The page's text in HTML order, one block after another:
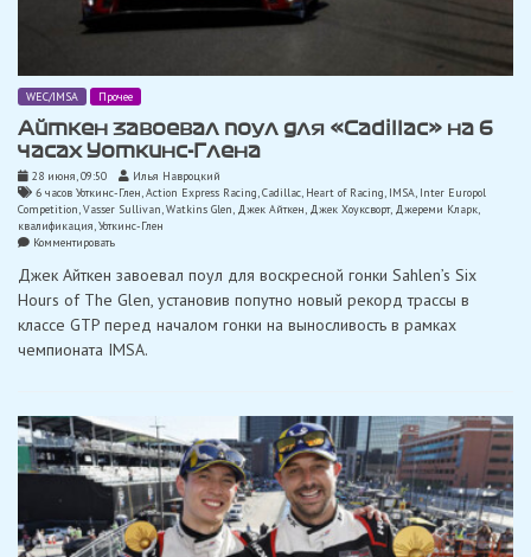
WEC/IMSA Прочее
Айткен завоевал поул для «Cadillac» на 6
часах Уоткинс-Глена
28 июня, 09:50
Илья Навроцкий
6 часов Уоткинс-Глен,Action Express Racing,Cadillac, Heart of Racing, IMSA, Inter Europol
Competition,Vasser Sullivan,Watkins Glen, Джек Айткен, Джек Хоуксворт, Джереми Кларк
квалификация,Уоткинс-Глен
Комментироватьon
завоевал
поул
для
«Cadillac»
на
6
Джек Айткен завоевал поул для воскресной гонки Sahlen’s Six
Hours of The Glen, установив попутно новый рекорд трассы в
классе GTP перед началом гонки на выносливость в рамках
чемпионата IMSA.